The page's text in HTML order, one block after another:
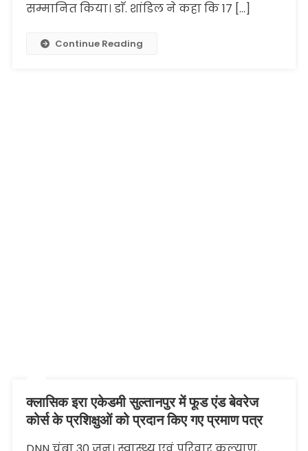
सम्मानित किया। डाॅ. शांडिल ने कहा कि 17 […]
Continue Reading
क्लासिक इरा एकेडमी सुल्तानपुर में फूड एंड बेवरेज
कोर्स के प्रशिक्षुओं को प्रदान किए गए प्रमाण पत्र